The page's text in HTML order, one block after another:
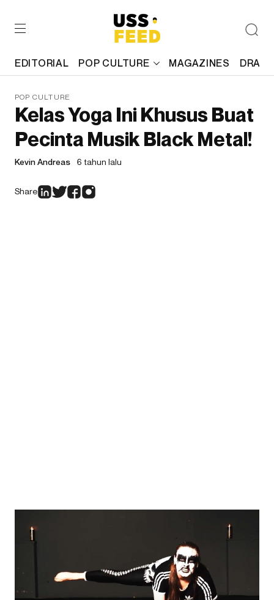
EDITORIAL POP CULTURE MAGAZINES
POP CULTURE
Kelas Yoga Ini Khusus Buat
Pecinta Musik Black Metal!
Kevin Andreas 6 tahun lalu
Share